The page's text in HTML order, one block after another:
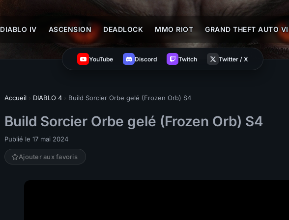
DIABLO IV ASCENSION DEADLOCK MMO RIOT GRAND THEFT AUTO VI
YouTube Discord Twitch Twitter / X
Accueil › DIABLO 4 › Build Sorcier Orbe gelé (Frozen Orb) S4
Build Sorcier Orbe gelé (Frozen Orb) S4
Publié le 17 mai 2024
Ajouter aux favoris